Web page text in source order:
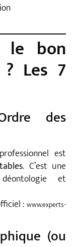
le bon
Les 7
des
est
. C’est une
et
: www.experts-
(ou